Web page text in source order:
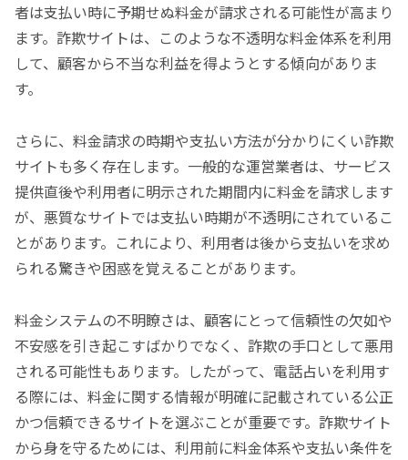
者は支払い時に予期せぬ料金が請求される可能性が高まり
ます。詐欺サイトは、このような不透明な料金体系を利用
して、顧客から不当な利益を得ようとする傾向がありま
す。
さらに、料金請求の時期や支払い方法が分かりにくい詐欺
サイトも多く存在します。一般的な運営業者は、サービス
提供直後や利用者に明示された期間内に料金を請求します
が、悪質なサイトでは支払い時期が不透明にされているこ
とがあります。これにより、利用者は後から支払いを求め
られる驚きや困惑を覚えることがあります。
料金システムの不明瞭さは、顧客にとって信頼性の欠如や
不安感を引き起こすばかりでなく、詐欺の手口として悪用
される可能性もあります。したがって、電話占いを利用す
る際には、料金に関する情報が明確に記載されている公正
かつ信頼できるサイトを選ぶことが重要です。詐欺サイト
から身を守るためには、利用前に料金体系や支払い条件を